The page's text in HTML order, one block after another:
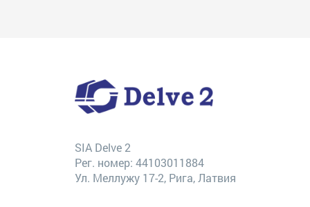
SIA Delve 2
Рег. номер: 44103011884
Ул. Меллужу 17-2, Рига, Латвия